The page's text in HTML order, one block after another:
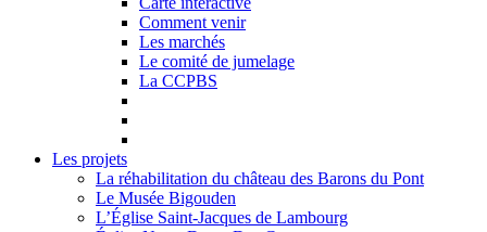
Comment venir
Les marchés
Le comité de jumelage
La CCPBS
Les projets
La réhabilitation du château des Barons du Pont
Le Musée Bigouden
L’Église Saint-Jacques de Lambourg